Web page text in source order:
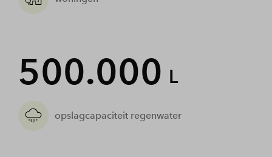
500.000 L
opslagcapaciteit regenwater